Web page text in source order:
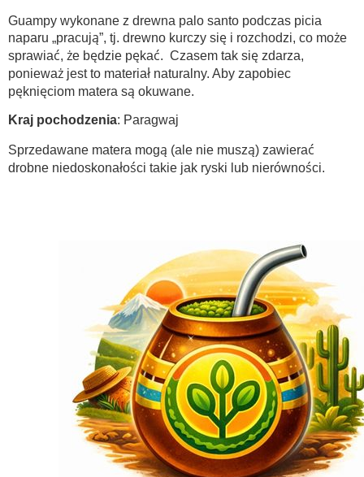
Guampy wykonane z drewna palo santo podczas picia
naparu „pracują”, tj. drewno kurczy się i rozchodzi, co może
sprawiać, że będzie pękać. Czasem tak się zdarza,
ponieważ jest to materiał naturalny. Aby zapobiec
pęknięciom matera są okuwane.
Kraj pochodzenia: Paragwaj
Sprzedawane matera mogą (ale nie muszą) zawierać
drobne niedoskonałości takie jak ryski lub nierówności.